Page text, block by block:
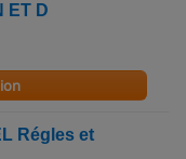
ET D
Régles et